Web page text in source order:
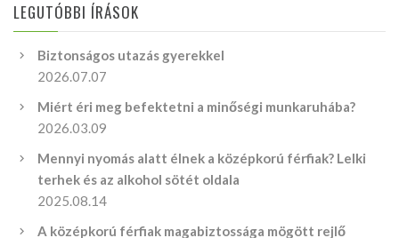
LEGUTÓBBI ÍRÁSOK
Biztonságos utazás gyerekkel
2026.07.07
Miért éri meg befektetni a minőségi munkaruhába?
2026.03.09
Mennyi nyomás alatt élnek a középkorú férfiak? Lelki
terhek és az alkohol sötét oldala
2025.08.14
A középkorú férfiak magabiztossága mögött rejlő